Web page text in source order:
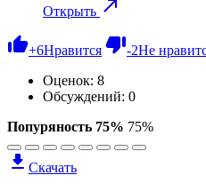
Открыть
+6Нравится -2Не
Оценок: 8
Обсуждений: 0
Попуряность 75% 75%
Скачать